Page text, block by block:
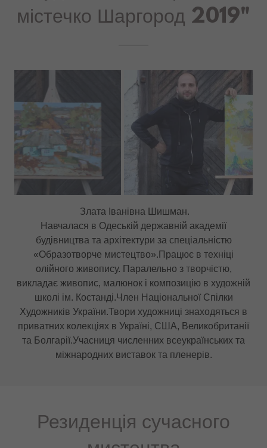
містечко Шаргород 2019"
Сергій Васильович Черняковский
Закінчив художньо-графічний факультет Державної
установи «Південноукраїнський національний
педагогічний університет імені К. Д. Ушинського».
Творча спеціалізація: живопис, графіка.
Удосконалював свою техніку в майстерні
пейзажистів Лозівському і подружжя Чеботар.
«У живописі я знайшов справжнє щастя і виконання
своїх мрій. Пишні мазки в моїй роботі говорять про
невичерпний бажанні жити в оточенні природи.